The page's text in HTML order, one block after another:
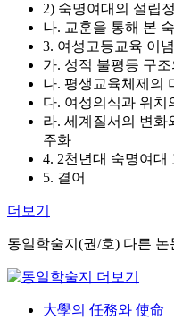
2) 숙명여대의 설립
나. 교훈을 통해 본
3. 여성고등교육 이
가. 성적 불평등 구조
나. 평생교육체제의
다. 여성의식과 위치
라. 세계질서의 변화
주화
4. 2천년대 숙명여대
5. 결어
더보기
동일학술지(권/호) 다른 논
大學의 任務와 使命